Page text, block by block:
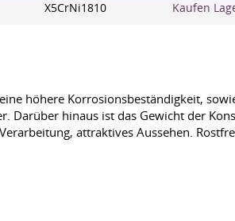
X5CrNi1810 Kaufen
höhere Korrosionsbeständigkeit,
Darüber hinaus ist das Gewicht der
attraktives Aussehen.